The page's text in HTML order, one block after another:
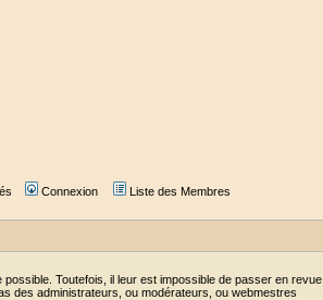
Connexion Liste des Membres
Toutefois, il leur est impossible de passer en revue
des administrateurs, ou modérateurs, ou webmestres